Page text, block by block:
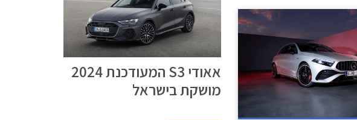
אאודי S3 המעודכנת 2024
מושקת בישראל